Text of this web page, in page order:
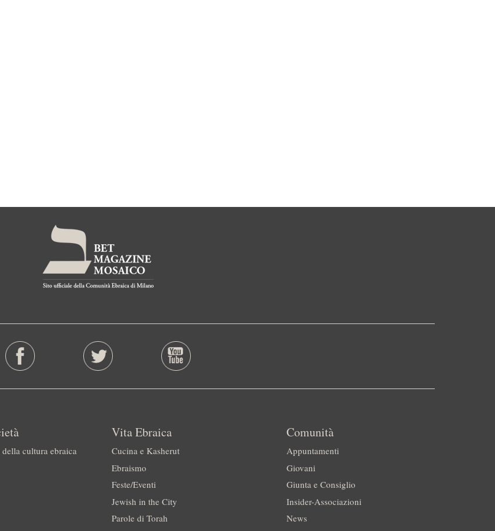
cultura ebraica
Vita Ebraica
Cucina e Kasherut
Ebraismo
Feste/Eventi
Jewish in the City
Parole di Torah
Comunità
Appuntamenti
Giovani
Giunta e Consiglio
Insider-Associazioni
News